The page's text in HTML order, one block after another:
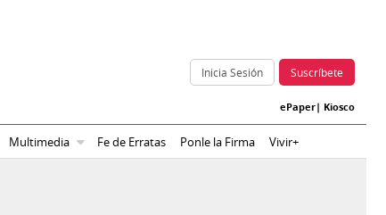
Inicia Sesión Suscríbete
ePaper| Kiosco
Multimedia Fe de Erratas Ponle la Firma Vivir+